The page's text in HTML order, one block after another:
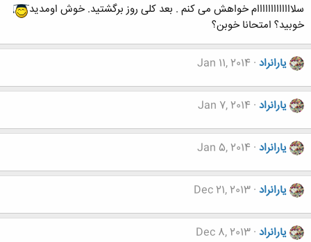
سلااااااااااااام خواهش می کنم . بعد کلی روز برگشتید. خوش اومدید
خوبید؟ امتحانا خوبن؟
یارانراد Jan 11, 2014
یارانراد Jan 7, 2014
یارانراد Jan 5, 2014
یارانراد Dec 21, 2013
یارانراد Dec 8, 2013